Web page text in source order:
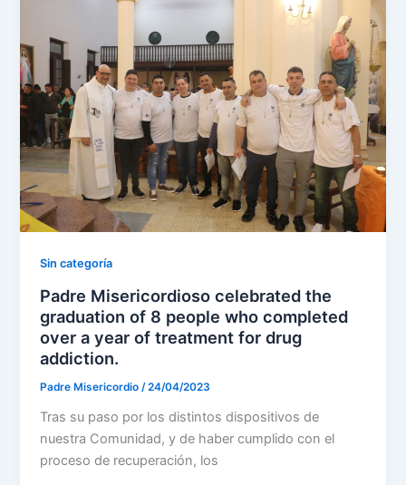
Sin categoría
Padre Misericordioso celebrated the
graduation of 8 people who completed
over a year of treatment for drug
addiction.
Padre Misericordio/24/04/2023
Tras su paso por los distintos dispositivos de
nuestra Comunidad, y de haber cumplido con el
proceso de recuperación, los